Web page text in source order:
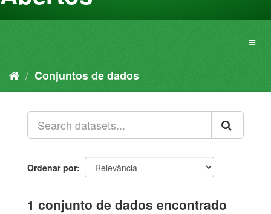
Conjuntos de dados
Ordenar por
1 conjunto de dados encontrado